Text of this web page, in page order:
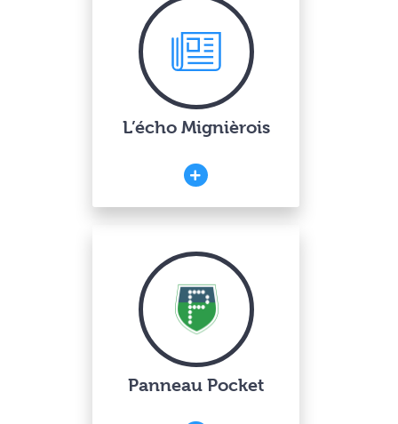
L’écho Mignièrois
Panneau Pocket